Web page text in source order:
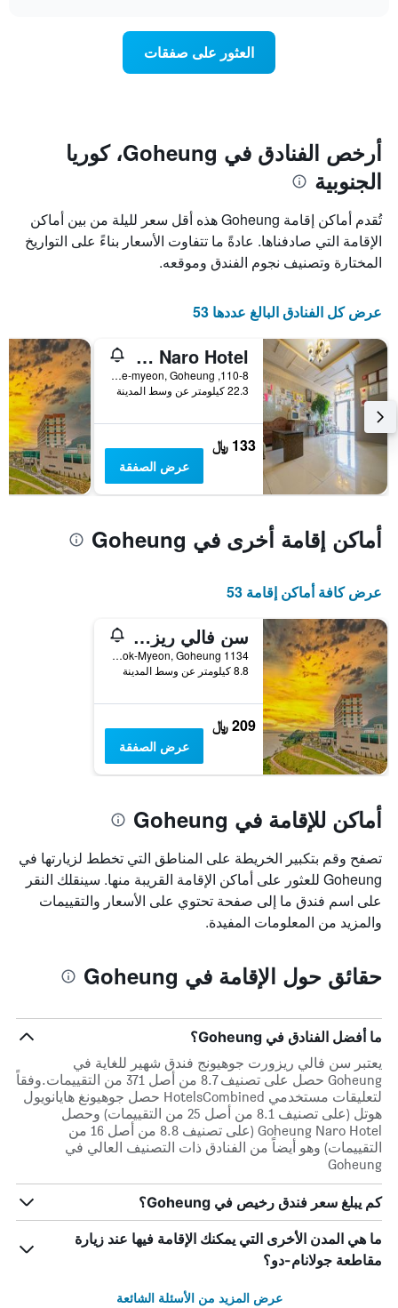
محور
X
الذي
يعرض
عدد
الأيام
قبل
المخطط
1
محور
Y
الذي
يعرض
متوسط
سعر
غرفة
العثور على صفقات
أرخص الفنادق في Goheung، كوريا
الجنوبية
تُقدم أماكن إقامة Goheung هذه أقل سعر لليلة من بين أماكن
الإقامة التي صادفناها. عادةً ما تتفاوت الأسعار بناءً على التواريخ
المختارة وتصنيف نجوم الفندق وموقعه.
عرض كل الفنادق البالغ عددها 53
Goheung Naro Hotel
110-8, Narodohang-gil, Bongnae-myeon, Goheung, كوريا الجنوبية
22.3 كيلومتر عن وسط المدينة
133 ﷼
عرض الصفقة
أماكن إقامة أخرى في Goheung
عرض كافة أماكن إقامة 53
سن فالي ريزورت جوهيونج
1134 Goheungman-ro, Dodeok-Myeon, Goheung, كوريا الجنوبية
8.8 كيلومتر عن وسط المدينة
209 ﷼
عرض الصفقة
أماكن للإقامة في Goheung
تصفح وقم بتكبير الخريطة على المناطق التي تخطط لزيارتها في
Goheung للعثور على أماكن الإقامة القريبة منها. سينقلك النقر
على اسم فندق ما إلى صفحة تحتوي على الأسعار والتقييمات
والمزيد من المعلومات المفيدة.
حقائق حول الإقامة في Goheung
ما أفضل الفنادق في Goheung؟
يعتبر سن فالي ريزورت جوهيونج فندق شهير للغاية في
Goheung حصل على تصنيف 8.7 من أصل 371 من التقييمات.وفقاً
لتعليقات مستخدمي HotelsCombined حصل جوهيونغ هايانويول
هوتل (على تصنيف 8.1 من أصل 25 من التقييمات) وحصل
Goheung Naro Hotel (على تصنيف 8.8 من أصل 16 من
التقييمات) وهو أيضاً من الفنادق ذات التصنيف العالي في
Goheung
كم يبلغ سعر فندق رخيص في Goheung؟
ما هي المدن الأخرى التي يمكنك الإقامة فيها عند زيارة
مقاطعة جولانام-دو؟
عرض المزيد من الأسئلة الشائعة